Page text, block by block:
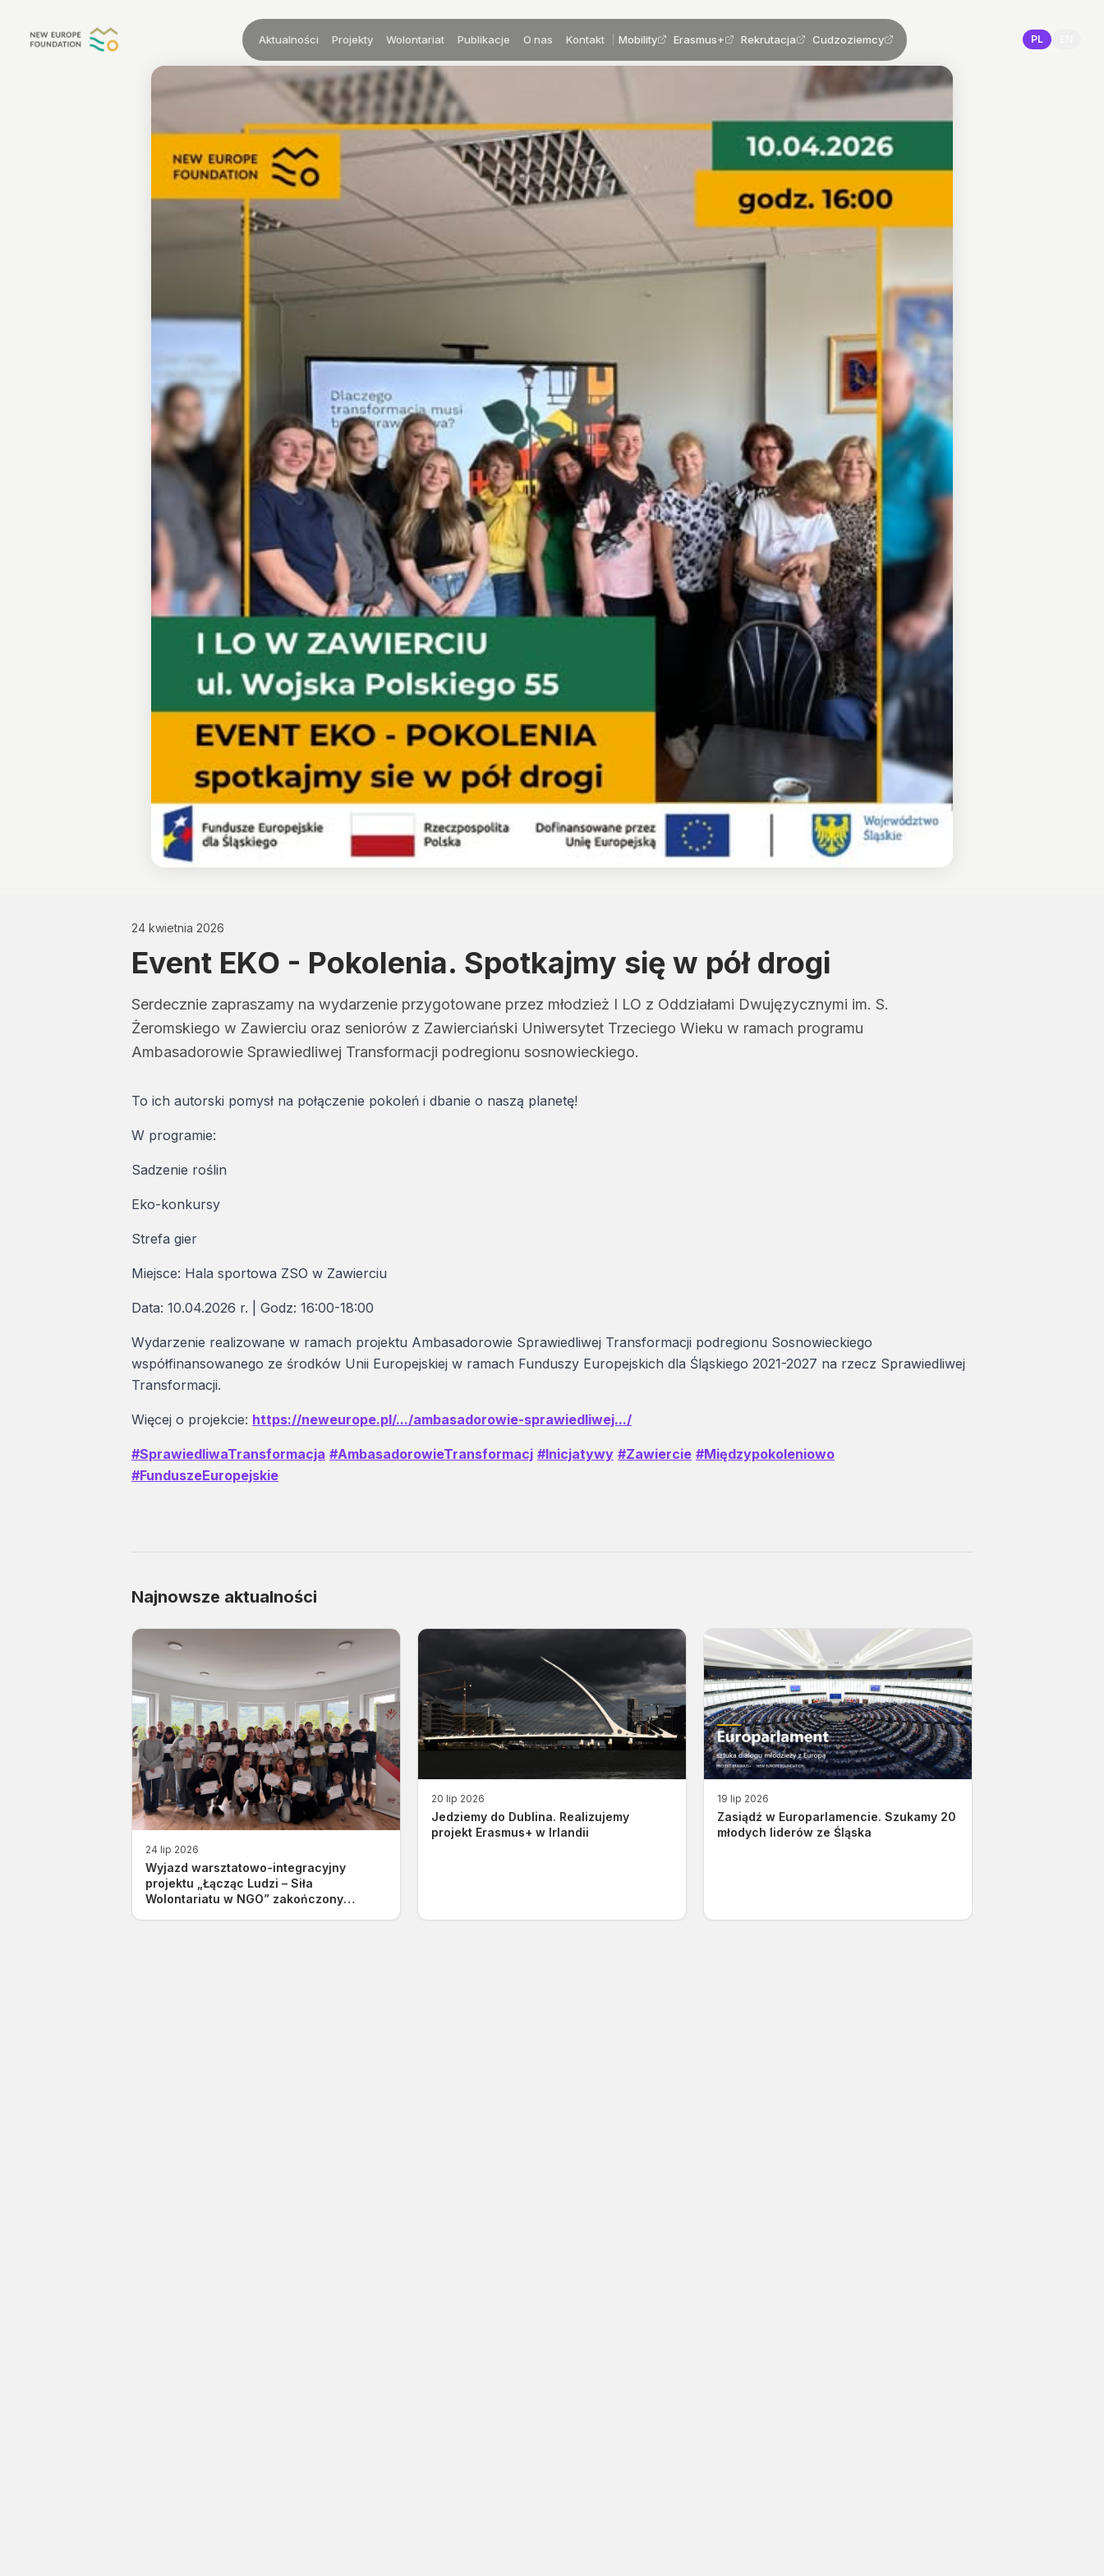
Aktualności Projekty Wolontariat Publikacje O nas Kontakt Mobility Erasmus+ Rekrutacja Cudzoziemcy PL
24 kwietnia 2026
Event EKO - Pokolenia. Spotkajmy się w pół drogi
Serdecznie zapraszamy na wydarzenie przygotowane przez młodzież I LO z Oddziałami Dwujęzycznymi im. S.
Żeromskiego w Zawierciu oraz seniorów z Zawierciański Uniwersytet Trzeciego Wieku w ramach programu
Ambasadorowie Sprawiedliwej Transformacji podregionu sosnowieckiego.
To ich autorski pomysł na połączenie pokoleń i dbanie o naszą planetę!
W programie:
Sadzenie roślin
Eko-konkursy
Strefa gier
Miejsce: Hala sportowa ZSO w Zawierciu
Data: 10.04.2026 r. | Godz: 16:00-18:00
Wydarzenie realizowane w ramach projektu Ambasadorowie Sprawiedliwej Transformacji podregionu Sosnowieckiego
współfinansowanego ze środków Unii Europejskiej w ramach Funduszy Europejskich dla Śląskiego 2021-2027 na rzecz Sprawiedliwej
Transformacji.
Więcej o projekcie: https://neweurope.pl/.../ambasadorowie-sprawiedliwej.../
#SprawiedliwaTransformacja #AmbasadorowieTransformacj #Inicjatywy #Zawiercie #Międzypokoleniowo
#FunduszeEuropejskie
Najnowsze aktualności
24 lip 2026
Wyjazd warsztatowo-integracyjny
projektu „Łącząc Ludzi – Siła
Wolontariatu w NGO” zakończony
20 lip 2026
Jedziemy do Dublina. Realizujemy
projekt Erasmus+ w Irlandii
19 lip 2026
Zasiądź w Europarlamencie. Szukamy 20
młodych liderów ze Śląska